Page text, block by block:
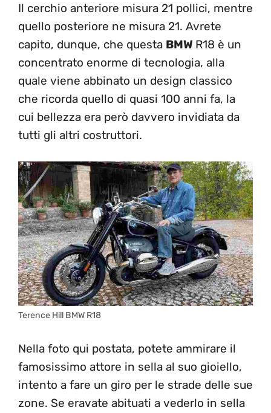
Il cerchio anteriore misura 21 pollici, mentre
quello posteriore ne misura 21. Avrete
capito, dunque, che questa BMW R18 è un
concentrato enorme di tecnologia, alla
quale viene abbinato un design classico
che ricorda quello di quasi 100 anni fa, la
cui bellezza era però davvero invidiata da
tutti gli altri costruttori.
Terence Hill BMW R18
Nella foto qui postata, potete ammirare il
famosissimo attore in sella al suo gioiello,
intento a fare un giro per le strade delle sue
zone. Se eravate abituati a vederlo in sella